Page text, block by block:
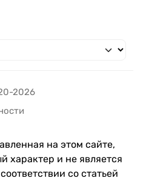
2026
на этом сайте,
характер и не является
со статьей